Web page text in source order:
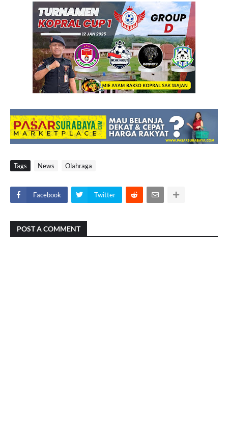
Tags News Olahraga
Facebook Twitter
POST A COMMENT